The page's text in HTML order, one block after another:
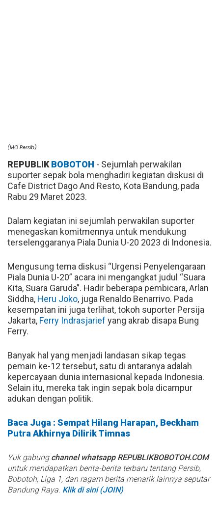
(MO Persib)
REPUBLIKBOBOTOH - Sejumlah perwakilan
suporter sepak bola menghadiri kegiatan diskusi di
Cafe District Dago And Resto, Kota Bandung, pada
Rabu 29 Maret 2023.
Dalam kegiatan ini sejumlah perwakilan suporter
menegaskan komitmennya untuk mendukung
terselenggaranya Piala Dunia U-20 2023 di Indonesia.
Mengusung tema diskusi “Urgensi Penyelengaraan
Piala Dunia U-20” acara ini mengangkat judul “Suara
Kita, Suara Garuda”. Hadir beberapa pembicara, Arlan
Siddha, Heru Joko, juga Renaldo Benarrivo. Pada
kesempatan ini juga terlihat, tokoh suporter Persija
Jakarta, Ferry Indrasjarief yang akrab disapa Bung
Ferry.
Banyak hal yang menjadi landasan sikap tegas
pemain ke-12 tersebut, satu di antaranya adalah
kepercayaan dunia internasional kepada Indonesia.
Selain itu, mereka tak ingin sepak bola dicampur
adukan dengan politik.
Baca Juga : Sempat Hilang Harapan, Beckham
Putra Akhirnya Dilirik Timnas
Yuk gabung channel whatsapp REPUBLIKBOBOTOH.COM
untuk mendapatkan berita-berita terbaru tentang Persib,
Bobotoh, Liga 1, dan ragam berita menarik lainnya seputar
Bandung Raya. Klik di sini (JOIN)